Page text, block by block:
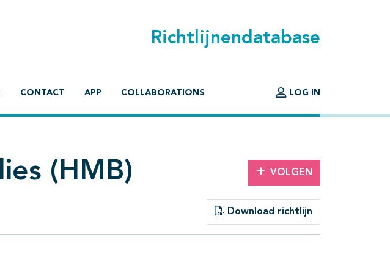
Richtlijnendatabase
CONTACT APP COLLABORATIONS LOG IN
(HMB) VOLGEN
Download richtlijn